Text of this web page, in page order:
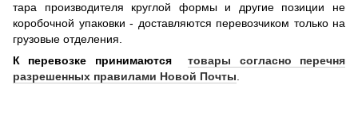
тара производителя круглой формы и другие позиции не
коробочной упаковки - доставляются перевозчиком только на
грузовые отделения.
К перевозке принимаютсятовары согласно перечня
разрешенных правилами Новой Почты.